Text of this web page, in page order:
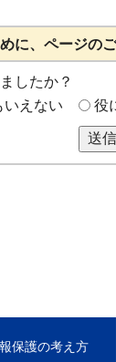
に、ページの
したか？
いえない 役
送信
保護の考え方